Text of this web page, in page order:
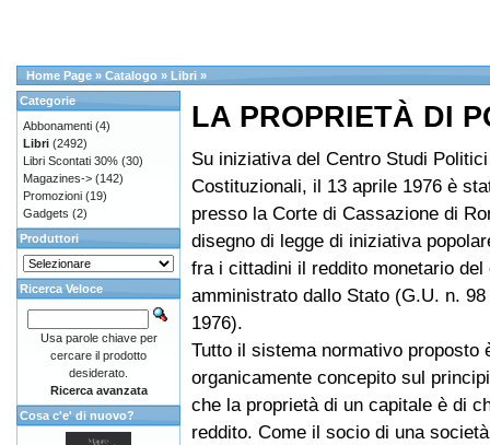
Home Page » Catalogo » Libri »
LA PROPRIETÀ DI
Su iniziativa del Centro Studi
Costituzionali, il 13 aprile 1976 è
presso la Corte di Cassazione di
disegno di legge di iniziativa
fra i cittadini il reddito monetario del
amministrato dallo Stato (G.U. n.
1976).
Tutto il sistema normativo proposto
organicamente concepito sul
che la proprietà di un capitale è di
reddito. Come il socio di una
Categorie
Abbonamenti (4)
Libri (2492)
Libri Scontati 30% (30)
Magazines-> (142)
Promozioni (19)
Gadgets (2)
Produttori
Ricerca Veloce
Usa parole chiave per
cercare il prodotto
desiderato.
Ricerca avanzata
Cosa c'e' di nuovo?